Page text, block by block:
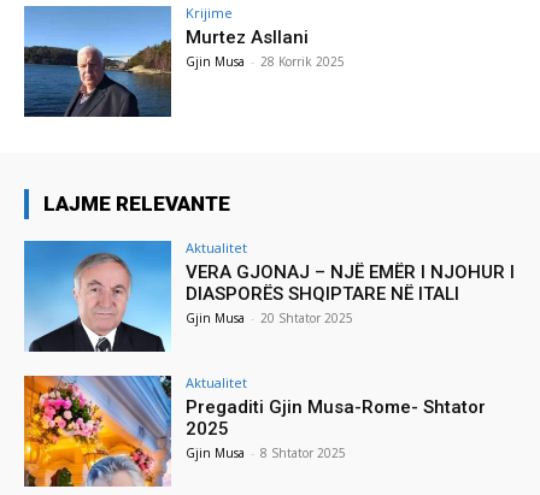
Krijime
Murtez Asllani
Gjin Musa - 28 Korrik 2025
LAJME RELEVANTE
Aktualitet
VERA GJONAJ – NJË EMËR I NJOHUR I
DIASPORËS SHQIPTARE NË ITALI
Gjin Musa - 20 Shtator 2025
Aktualitet
Pregaditi Gjin Musa-Rome- Shtator
2025
Gjin Musa - 8 Shtator 2025